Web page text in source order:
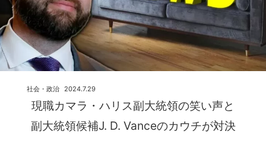
現職カマラ・ハリス副大統領の笑い声と
副大統領候補J. D. Vanceのカウチが対決
2024.7.29
社会・政治